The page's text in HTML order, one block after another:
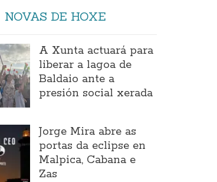
NOVAS DE HOXE
A Xunta actuará para
liberar a lagoa de
Baldaio ante a
presión social xerada
Jorge Mira abre as
portas da eclipse en
Malpica, Cabana e
Zas